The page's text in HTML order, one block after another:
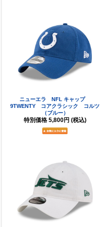
ニューエラ NFL キャップ
9TWENTY コアクラシック コルツ
（ブルー）
特別価格 5,800円 (税込)